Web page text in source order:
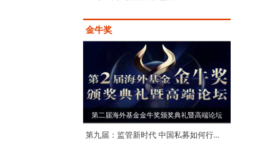
金牛奖
第二届海外基金金牛奖颁奖典礼暨高端论坛
第九届：监管新时代 中国私募如何行...